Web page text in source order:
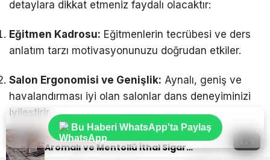
detaylara dikkat etmeniz faydalı olacaktır:
Eğitmen Kadrosu: Eğitmenlerin tecrübesi ve ders
anlatım tarzı motivasyonunuzu doğrudan etkiler.
Salon Ergonomisi ve Genişlik: Aynalı, geniş ve
havalandırması iyi olan salonlar dans deneyiminizi
iyileştirir.
Ücretsiz Tanıtım / Ücretsiz Deneme Dersleri:
Sıradaki Haber
Aromalı ve Mentollü İthal Sigara Tercihlerinde Oris Markası 1 / 1
Bu Haberi WhatsApp'ta Paylaş